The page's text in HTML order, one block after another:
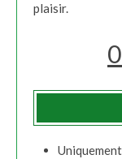
plaisir.